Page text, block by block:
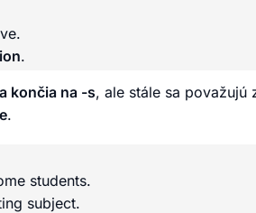
.
končia na -s, ale stále sa považujú
.
students.
subject.